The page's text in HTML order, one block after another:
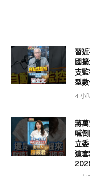
習
國
支
型
4 小
蔣
喊
立
這